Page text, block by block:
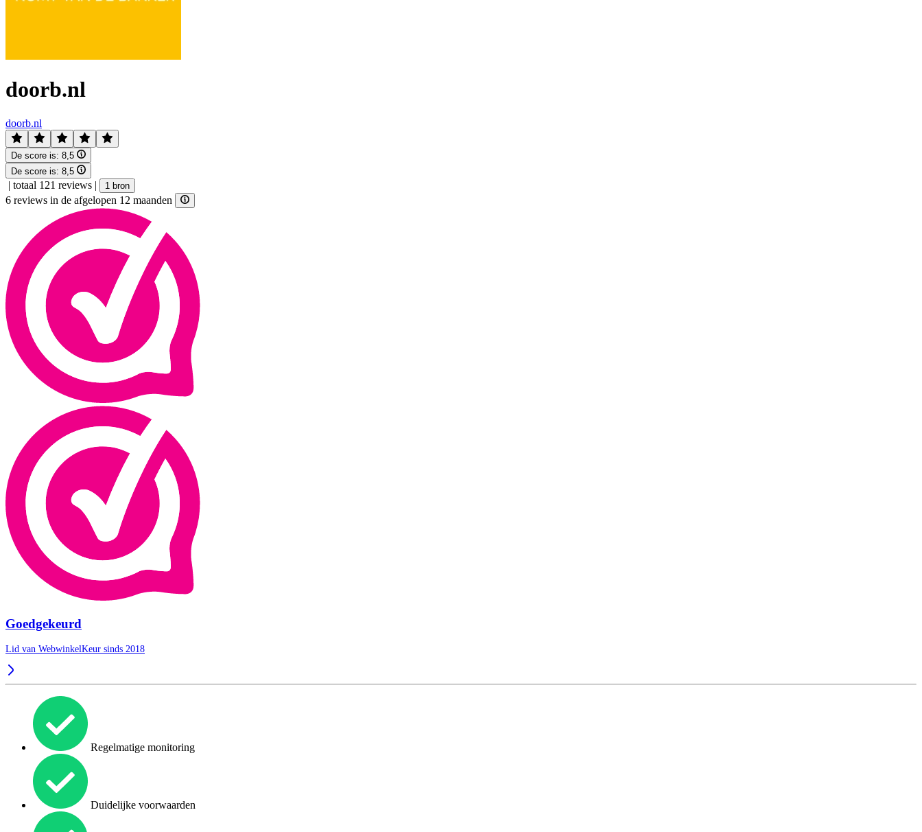
doorb.nl
doorb.nl
De score is: 8,5
De score is: 8,5
| totaal 121 reviews | 1 bron
6 reviews in de afgelopen 12 maanden
Goedgekeurd
Lid van WebwinkelKeur sinds 2018
Regelmatige monitoring
Duidelijke voorwaarden